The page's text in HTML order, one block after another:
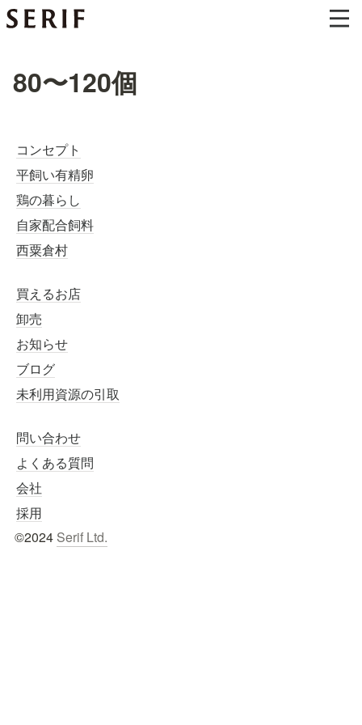
80〜120個
コンセプト
平飼い有精卵
鶏の暮らし
自家配合飼料
西粟倉村
買えるお店
卸売
お知らせ
ブログ
未利用資源の引取
問い合わせ
よくある質問
会社
採用
©2024 Serif Ltd.